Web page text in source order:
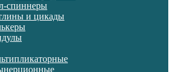
спиннеры
и цикады